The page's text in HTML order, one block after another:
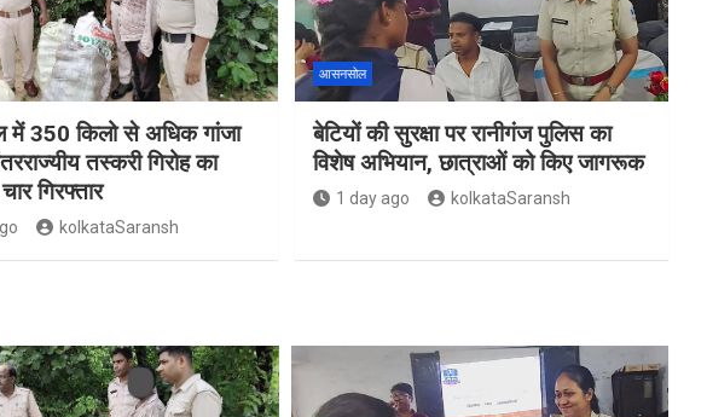
350 किलो से अधिक गांजा
तस्करी गिरोह का
गिरफ्तार
kolkataSaransh
आसनसोल
बेटियों की सुरक्षा पर रानीगंज पुलिस का
विशेष अभियान, छात्राओं को किए जागरूक
1 day ago kolkataSaransh